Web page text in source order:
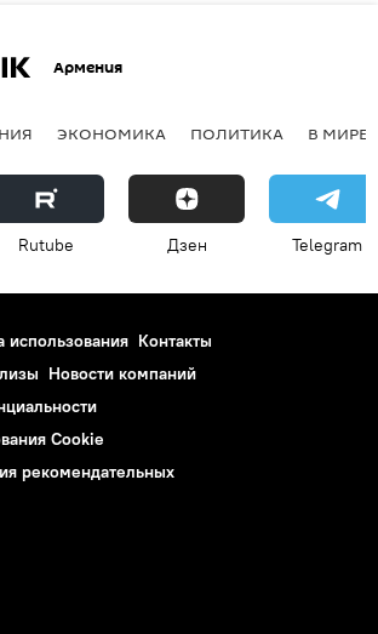
Армения
ЭКОНОМИКА ПОЛИТИКА В МИРЕ
Rutube Дзен Telegram
использования Контакты
Новости компаний
Cookie
рекомендательных